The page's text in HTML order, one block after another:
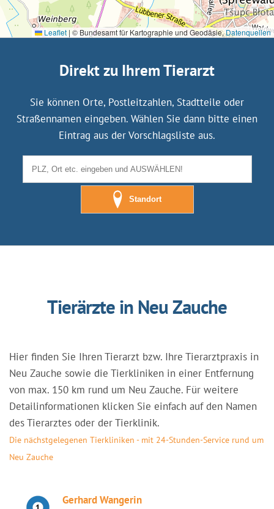
Leaflet | © Bundesamt für Kartographie und Geodäsie,Datenquellen
Direkt zu Ihrem Tierarzt
Sie können Orte, Postleitzahlen, Stadtteile oder
Straßennamen eingeben. Wählen Sie dann bitte einen
Eintrag aus der Vorschlagsliste aus.
Standort
Tierärzte in Neu Zauche
Hier finden Sie Ihren Tierarzt bzw. Ihre Tierarztpraxis in
Neu Zauche sowie die Tierkliniken in einer Entfernung
von max. 150 km rund um Neu Zauche. Für weitere
Detailinformationen klicken Sie einfach auf den Namen
des Tierarztes oder der Tierklinik.
Die nächstgelegenen Tierkliniken - mit 24-Stunden-Service rund um
Neu Zauche
Gerhard Wangerin